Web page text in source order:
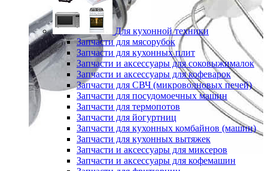
Для кухонной техники
Запчасти для мясорубок
Запчасти для кухонных плит
Запчасти и аксессуары для соковыжималок
Запчасти и аксессуары для кофеварок
Запчасти для СВЧ (микроволновых печей)
Запчасти для посудомоечных машин
Запчасти для термопотов
Запчасти для йогуртниц
Запчасти для кухонных комбайнов (машин)
Запчасти для кухонных вытяжек
Запчасти и аксессуары для миксеров
Запчасти и аксессуары для кофемашин